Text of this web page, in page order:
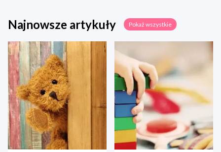
Najnowsze artykuły Pokaż wszystkie